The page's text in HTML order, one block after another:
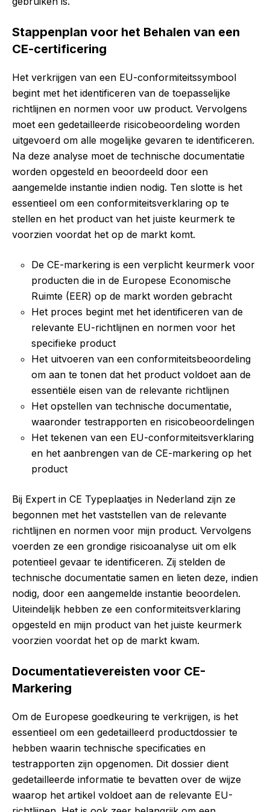
Stappenplan voor het Behalen van een
CE-certificering
Het verkrijgen van een EU-conformiteitssymbool
begint met het identificeren van de toepasselijke
richtlijnen en normen voor uw product. Vervolgens
moet een gedetailleerde risicobeoordeling worden
uitgevoerd om alle mogelijke gevaren te identificeren.
Na deze analyse moet de technische documentatie
worden opgesteld en beoordeeld door een
aangemelde instantie indien nodig. Ten slotte is het
essentieel om een conformiteitsverklaring op te
stellen en het product van het juiste keurmerk te
voorzien voordat het op de markt komt.
De CE-markering is een verplicht keurmerk voor
producten die in de Europese Economische
Ruimte (EER) op de markt worden gebracht
Het proces begint met het identificeren van de
relevante EU-richtlijnen en normen voor het
specifieke product
Het uitvoeren van een conformiteitsbeoordeling
om aan te tonen dat het product voldoet aan de
essentiële eisen van de relevante richtlijnen
Het opstellen van technische documentatie,
waaronder testrapporten en risicobeoordelingen
Het tekenen van een EU-conformiteitsverklaring
en het aanbrengen van de CE-markering op het
product
Bij Expert in CE Typeplaatjes in Nederland zijn ze
begonnen met het vaststellen van de relevante
richtlijnen en normen voor mijn product. Vervolgens
voerden ze een grondige risicoanalyse uit om elk
potentieel gevaar te identificeren. Zij stelden de
technische documentatie samen en lieten deze, indien
nodig, door een aangemelde instantie beoordelen.
Uiteindelijk hebben ze een conformiteitsverklaring
opgesteld en mijn product van het juiste keurmerk
voorzien voordat het op de markt kwam.
Documentatievereisten voor CE-
Markering
Om de Europese goedkeuring te verkrijgen, is het
essentieel om een gedetailleerd productdossier te
hebben waarin technische specificaties en
testrapporten zijn opgenomen. Dit dossier dient
gedetailleerde informatie te bevatten over de wijze
waarop het artikel voldoet aan de relevante EU-